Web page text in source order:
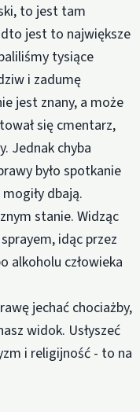
to jest tam
jest to największe
tysiące
i zadumę
jest znany, a może
się cmentarz,
Jednak chyba
było spotkanie
dbają.
stanie. Widząc
idąc przez
alkoholu człowieka
jechać chociażby,
widok. Usłyszeć
i religijność - to na